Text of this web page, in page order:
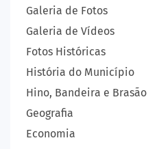
Galeria de Fotos
Galeria de Vídeos
Fotos Históricas
História do Município
Hino, Bandeira e Brasão
Geografia
Economia